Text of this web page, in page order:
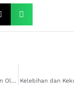
Berapa Jumlah Takaran Oli Kompresor AC Mobil yang Tepat?